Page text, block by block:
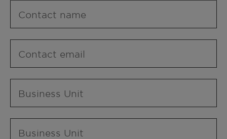
Contact name
Contact email
Business Unit
Business Unit